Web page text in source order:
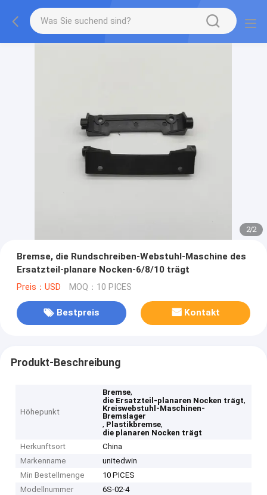
2/2
Bremse, die Rundschreiben-Webstuhl-Maschine des
Ersatzteil-planare Nocken-6/8/10 trägt
Preis：USD MOQ：10 PICES
Bestpreis Kontakt
Produkt-Beschreibung
Höhepunkt
Bremse,
die Ersatzteil-planaren Nocken trägt,
Kreiswebstuhl-Maschinen-
Bremslager
, Plastikbremse,
die planaren Nocken trägt
Herkunftsort
China
Markenname
unitedwin
Min Bestellmenge
10 PICES
Modellnummer
6S-02-4